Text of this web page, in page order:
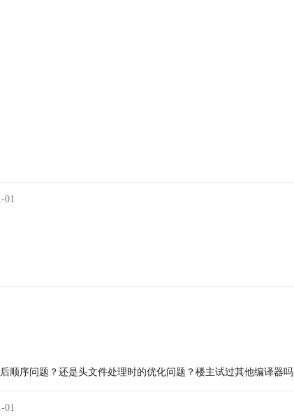
01
顺序问题？还是头文件处理时的优化问题？楼主试过其他编译器吗
01